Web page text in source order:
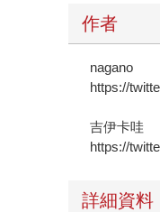
作者
nagano
https://
吉伊卡哇
https://
詳細資料